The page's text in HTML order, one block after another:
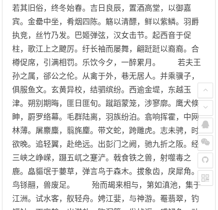
若其旧俗，终冬始春。吉日良辰，置酒高堂，以御嘉
宾。金罍中坐，肴烟四陈。觞以清醥，鲜以紫鳞。羽爵
执竞，丝竹乃发。巴姬弹弦，汉女击节。起西音于促
柱，歌江上之飉厉。纡长袖而屡舞，翩跹跹以裔裔。合
樽促席，引满相罚。乐饮今夕，一醉累月。 若夫王
孙之属，郤公之伦。从禽于外，巷无居人。并乘骥子，
俱服鱼文。玄黄异校，结驷缤纷。西逾金堤，东越玉
津。朔别期晦，匪日匪旬。蹴蹈蒙笼，涉寥廓。鹰犬倏
眒，罻罗络幕。毛群陆离，羽族纷泊。翕响挥霍，中网
林薄。屠麖麋，翦旄麈。带文蛇，跨雕虎。志未骋，时
欲晚。追轻翼，赴绝远。出彭门之阙，驰九折之阪。经
三峡之峥嵘，蹑五屼之蹇浐。戟食铁之兽，射噬毒之
鹿。皛貙氓于葽草，弹言鸟于森木。拔象齿，戾犀角。
鸟铩翮，兽废足。 殆而朅来相与，第如滇池，集于
江洲。试水客，舣轻舟。娉江婓，与神游。罨翡翠，钓